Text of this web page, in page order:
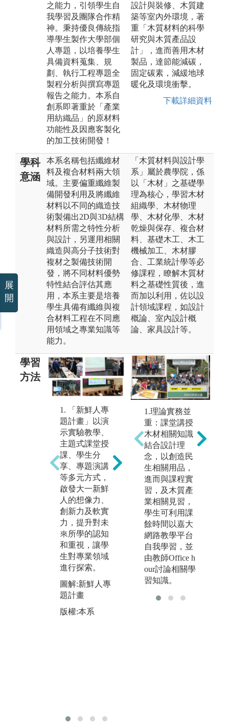
之能力，引領學生自
我學習及團隊合作精
神。秉持優良傳統指
導學生製作大學部個
人專題，以培養學生
具備資料蒐集、規
劃、執行工程專題全
製程分析與撰寫專題
報告之能力。本系自
創系即著重於「產業
用紡織品」的原材料
功能性及因應客製化
的加工技術開發！
設計與裝修、木質建
築等室內外環境，著
重「木質材料的科學
研究與木質產品設
計」，進而善用木材
製品，達節能減碳，
固定碳素，減緩地球
暖化及環境衝擊。
下載詳細資料
學科
意涵
本系名稱包括纖維材
料及複合材料兩大領
域。主要偏重纖維製
備開發利用及將纖維
材料以不同的織造技
術製備出2D與3D結構
材料所需之特性分析
與設計，另運用相關
織造與高分子技術對
複材之製備技術開
發，將不同材料優勢
特性結合評估其應
用，本系主要是培養
學生具備有纖維與複
合材料工程在不同應
用領域之專業知識等
能力。
「木質材料與設計學
系」屬於農學院，係
以「木材」之基礎學
理為核心，學習木材
組織學、木材物理
學、木材化學、木材
乾燥與保存、複合材
料、基礎木工、木工
機械加工、木材膠
合、工業統計學等必
修課程，瞭解木質材
料之基礎性質後，進
而加以利用，佐以設
計領域課程，如設計
概論、室內設計概
論、家具設計等。
學習
方法
1. 「新鮮人專
題計畫」以演
示實驗教學、
主題式課堂授
課、學生分
享、專題演講
等多元方式，
啟發大一新鮮
人的想像力、
創新力及軟實
力，提升對未
來所學的認知
和重視，讓學
生對專業領域
進行探索。
圖解:新鮮人專
題計畫
版權:本系
2. 核心課程精
孰學習: 透過C
DIO的課程設
計，讓學生深
入學習本系核
心纖維材料與
複合材料領
域，並配合紗
線製程與織品
製程的獨特技
術將1維的纖維
材料變成大面
積的2維材料的
應用，再透過
不同材料與結
構的結合變成3
維的強化複
驗實習課程，
1.理論實務並
重：課堂講授
木材相關知識
結合設計理
念，以創造民
生相關用品，
進而與課程實
習，及木質產
業相關見習，
學生可利用課
餘時間以嘉大
網路教學平台
自我學習，並
由教師Office h
our討論相關學
習知識。
展
開